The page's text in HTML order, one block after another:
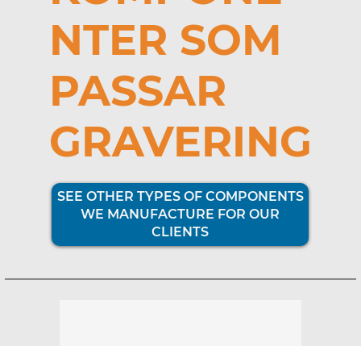
NTER SOM
PASSAR
GRAVERING
SEE OTHER TYPES OF COMPONENTS
WE MANUFACTURE FOR OUR
CLIENTS